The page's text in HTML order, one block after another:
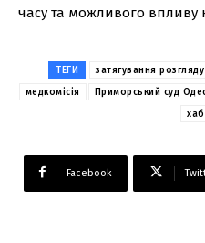
часу та можливого впливу
ТЕГИ затягування розгляду
медкомісія
Приморський суд
Facebook